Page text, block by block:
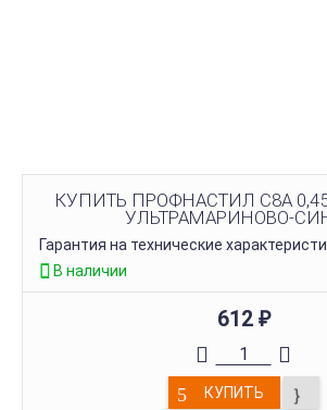
КУПИТЬ ПРОФНАСТИЛ С8А 0,45
УЛЬТРАМАРИНОВО-
Гарантия на технические
В наличии
612 ₽
КУПИТЬ